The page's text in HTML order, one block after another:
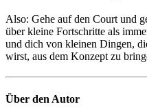
Also: Gehe auf den Court und
über kleine Fortschritte als
und dich von kleinen Dingen,
wirst, aus dem Konzept zu
Über den Autor